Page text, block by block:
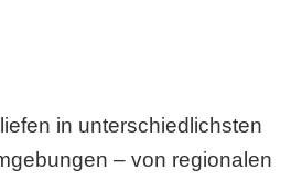
in unterschiedlichsten
– von regionalen